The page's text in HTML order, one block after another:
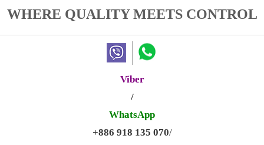
WHERE QUALITY MEETS CONTROL
Viber
/
WhatsApp
+886 918 135 070/